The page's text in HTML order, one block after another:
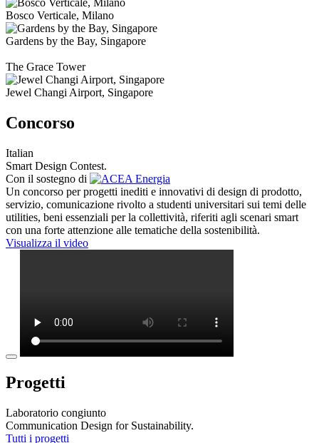
Bosco Verticale, Milano
Gardens by the Bay, Singapore
The Grace Tower
Jewel Changi Airport, Singapore
Concorso
Italian
Smart Design Contest.
Con il sostegno di
Un concorso per progetti inediti e innovativi di design di prodotto,
servizio, comunicazione rivolto a studenti universitari sui temi delle
utilities, beni essenziali per la collettività, riferiti agli scenari smart
con una forte attenzione alle tematiche della sostenibilità.
Visualizza il video
Progetti
Laboratorio congiunto
Communication Design for Sustainability.
Tutti i progetti